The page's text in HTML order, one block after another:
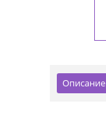
Описание